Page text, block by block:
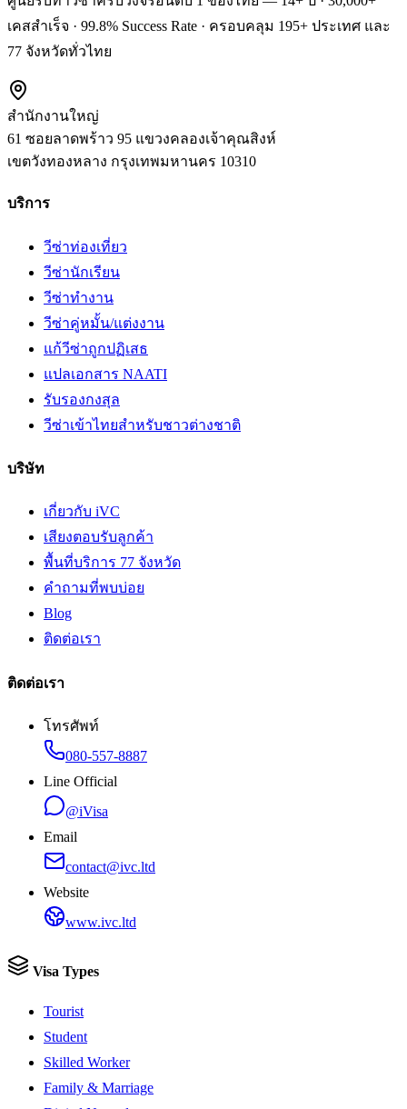
เคสสำเร็จ · 99.8% Success Rate · ครอบคลุม 195+ ประเทศ และ
77 จังหวัดทั่วไทย
สำนักงานใหญ่
61 ซอยลาดพร้าว 95 แขวงคลองเจ้าคุณสิงห์
เขตวังทองหลาง กรุงเทพมหานคร 10310
บริการ
วีซ่าท่องเที่ยว
วีซ่านักเรียน
วีซ่าทำงาน
วีซ่าคู่หมั้น/แต่งงาน
แก้วีซ่าถูกปฏิเสธ
แปลเอกสาร NAATI
รับรองกงสุล
วีซ่าเข้าไทยสำหรับชาวต่างชาติ
บริษัท
เกี่ยวกับ iVC
เสียงตอบรับลูกค้า
พื้นที่บริการ 77 จังหวัด
คำถามที่พบบ่อย
Blog
ติดต่อเรา
ติดต่อเรา
โทรศัพท์
080-557-8887
Line Official
@iVisa
Email
contact@ivc.ltd
Website
www.ivc.ltd
Visa Types
Tourist
Student
Skilled Worker
Family & Marriage